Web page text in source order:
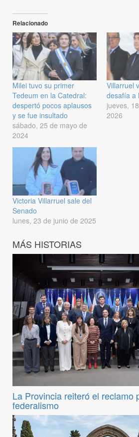
Relacionado
Milei tuvo su primer
Tedeum en la Catedral:
despertó pocos aplausos
y se fue insultado
sábado, 25 de mayo de
2024
Villarruel
desafía a
jueves,
2026
Victoria Villarruel sale del
Senado
lunes, 23 de junio de 2025
MÁS HISTORIAS
La Provincia reiteró el reclamo
federalismo